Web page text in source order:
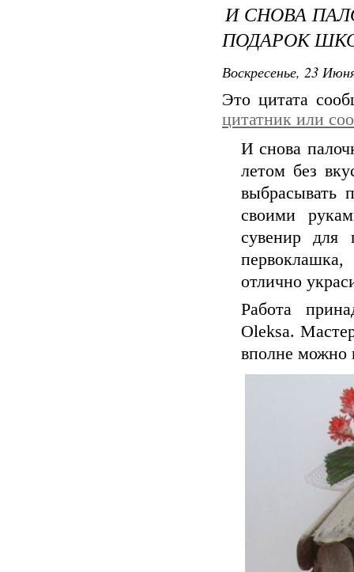
И СНОВА
ПОДАРОК
Воскресенье, 23
Это цитата
цитатник или
И снова
летом без
выбрасывать
своими
сувенир для
отлично
Работа
Oleksa.
вполне можно